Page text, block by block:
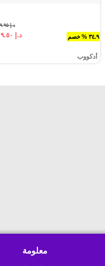
٣٤.٩ % خصم
د.إ ٢٩.٩٥
د.إ ١٩.٥٠
أدكووب
معلومة